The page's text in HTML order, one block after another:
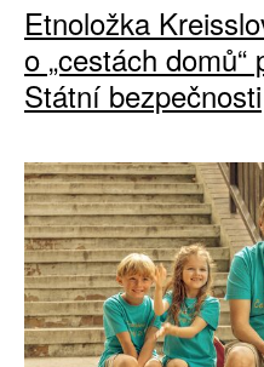
Etnoložka
o „cestách domů“
Státní bezpečnosti